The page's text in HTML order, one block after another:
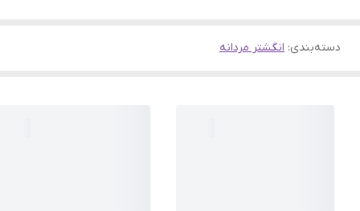
دسته‌بندی: انگشتر مردانه